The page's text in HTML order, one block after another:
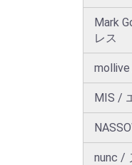
Mark
レス
MIS /
nunc /